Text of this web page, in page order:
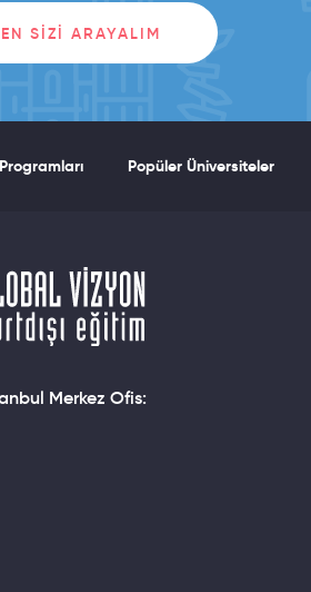
SIZI ARAYALIM
Popüler Üniversiteler
Merkez Ofis: